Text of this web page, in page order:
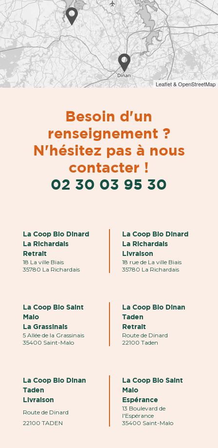
Besoin d'un
renseignement ?
N'hésitez pas à nous
contacter !
02 30 03 95 30
La Coop Bio Dinard
La Richardais
Retrait
18 La ville Biais
35780 La Richardais
La Coop Bio Dinard
La Richardais
Livraison
18 rue de La ville Biais
35780 La Richardais
La Coop Bio Saint
Malo
La Grassinais
5 Allée de la Grassinais
35400 Saint-Malo
La Coop Bio Dinan
Taden
Retrait
Route de Dinard
22100 Taden
La Coop Bio Dinan
Taden
Livraison
Route de Dinard
22100 TADEN
La Coop Bio Saint
Malo
Espérance
13 Boulevard de
l'Espérance
35400 Saint-Malo
Leaflet & OpenStreetMap